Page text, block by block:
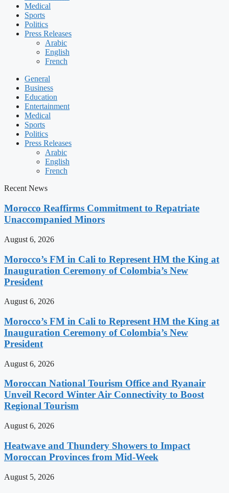
Medical
Sports
Politics
Press Releases
Arabic
English
French
General
Business
Education
Entertainment
Medical
Sports
Politics
Press Releases
Arabic
English
French
Recent News
Morocco Reaffirms Commitment to Repatriate
Unaccompanied Minors
August 6, 2026
Morocco’s FM in Cali to Represent HM the King at
Inauguration Ceremony of Colombia’s New
President
August 6, 2026
Morocco’s FM in Cali to Represent HM the King at
Inauguration Ceremony of Colombia’s New
President
August 6, 2026
Moroccan National Tourism Office and Ryanair
Unveil Record Winter Air Connectivity to Boost
Regional Tourism
August 6, 2026
Heatwave and Thundery Showers to Impact
Moroccan Provinces from Mid-Week
August 5, 2026